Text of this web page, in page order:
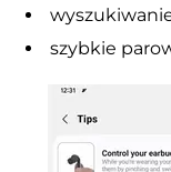
szybkie